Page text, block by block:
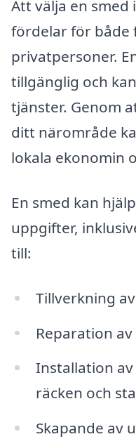
Att välja en smed
fördelar för både
privatpersoner.
tillgänglig och
tjänster. Genom
ditt närområde
lokala ekonomin
En smed kan
uppgifter,
till:
Tillverkning
Reparation
Installation
räcken och
Skapande av